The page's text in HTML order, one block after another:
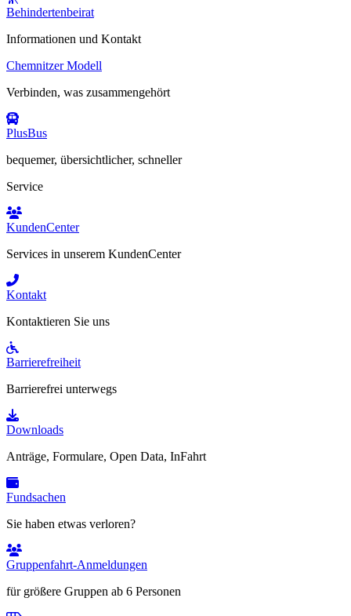
Behindertenbeirat
Informationen und Kontakt
Chemnitzer Modell
Verbinden, was zusammengehört
PlusBus
bequemer, übersichtlicher, schneller
Service
KundenCenter
Services in unserem KundenCenter
Kontakt
Kontaktieren Sie uns
Barrierefreiheit
Barrierefrei unterwegs
Downloads
Anträge, Formulare, Open Data, InFahrt
Fundsachen
Sie haben etwas verloren?
Gruppenfahrt-Anmeldungen
für größere Gruppen ab 6 Personen